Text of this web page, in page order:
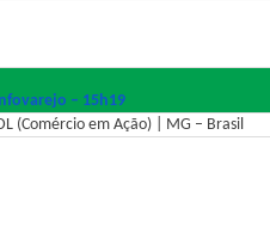
– 15h19
(Comércio em Ação) | MG – Brasil